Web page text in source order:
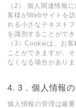
（2） 個⼈関連情報
客様がWebサイトを
れる⼩さなテキスト
を識別することができ
（3）Cookieは、お
ことができますが、
なくなる場合があり
3．個⼈情報
個⼈情報の管理は厳